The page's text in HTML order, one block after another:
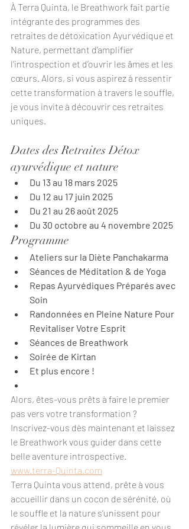
À Terra Quinta, le Breathwork fait partie
intégrante des programmes des
retraites de détoxication Ayurvédique et
Nature, permettant d’amplifier
l’introspection et d’ouvrir les âmes et les
cœurs. Alors, si vous aspirez à ressentir
cette transformation à travers le souffle,
je vous invite à découvrir ces retraites
uniques.
Dates des Retraites Détox
ayurvédique et nature
Du 13 au 18 mars 2025
Du 12 au 17 juin 2025
Du 21 au 26 août 2025
Du 30 octobre au 4 novembre 2025
Programme
Ateliers sur la Diète Panchakarma
Séances de Méditation & de Yoga
Repas Ayurvédiques Préparés avec
Soin
Randonnées en Pleine Nature Pour
Revitaliser Votre Esprit
Séances de Breathwork
Soirée de Kirtan
Et plus encore !
Alors, êtes-vous prêts à faire le premier
pas vers votre transformation ?
Inscrivez-vous dès maintenant et laissez
le Breathwork vous guider dans cette
belle aventure introspective.
www.terra-Quinta.com
Terra Quinta vous attend, prête à vous
accueillir dans un cocon de sérénité, où
le souffle et la nature s’unissent pour